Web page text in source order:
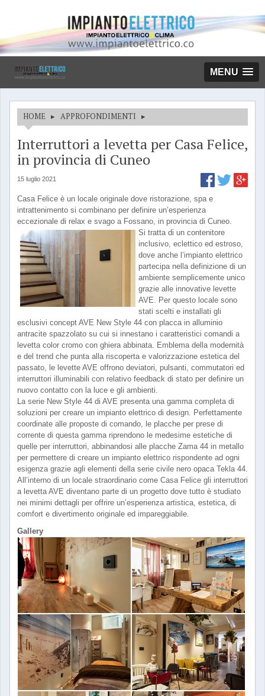
MENU
HOME ▸ APPROFONDIMENTI ▸
Interruttori a levetta per Casa Felice,
in provincia di Cuneo
15 luglio 2021
Casa Felice è un locale originale dove ristorazione, spa e
intrattenimento si combinano per definire un’esperienza
eccezionale di relax e svago a Fossano, in provincia di Cuneo.
Si tratta di un contenitore
inclusivo, eclettico ed estroso,
dove anche l’impianto elettrico
partecipa nella definizione di un
ambiente semplicemente unico
grazie alle innovative levette
AVE. Per questo locale sono
stati scelti e installati gli
esclusivi concept AVE New Style 44 con placca in alluminio
antracite spazzolato su cui si innestano i caratteristici comandi a
levetta color cromo con ghiera abbinata. Emblema della modernità
e del trend che punta alla riscoperta e valorizzazione estetica del
passato, le levette AVE offrono deviatori, pulsanti, commutatori ed
interruttori illuminabili con relativo feedback di stato per definire un
nuovo contatto con la luce e gli ambienti.
La serie New Style 44 di AVE presenta una gamma completa di
soluzioni per creare un impianto elettrico di design. Perfettamente
coordinate alle proposte di comando, le placche per prese di
corrente di questa gamma riprendono le medesime estetiche di
quelle per interruttori, abbinandosi alle placche Zama 44 in metallo
per permettere di creare un impianto elettrico rispondente ad ogni
esigenza grazie agli elementi della serie civile nero opaca Tekla 44.
All’interno di un locale straordinario come Casa Felice gli interruttori
a levetta AVE diventano parte di un progetto dove tutto è studiato
nei minimi dettagli per offrire un’esperienza artistica, estetica, di
comfort e divertimento originale ed impareggiabile.
Gallery